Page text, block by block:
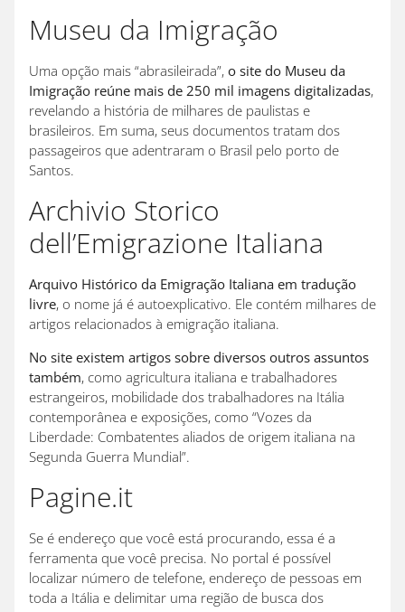
Museu da Imigração
Uma opção mais “abrasileirada”, o site do Museu da
Imigração reúne mais de 250 mil imagens digitalizadas,
revelando a história de milhares de paulistas e
brasileiros. Em suma, seus documentos tratam dos
passageiros que adentraram o Brasil pelo porto de
Santos.
Archivio Storico
dell’Emigrazione Italiana
Arquivo Histórico da Emigração Italiana em tradução
livre, o nome já é autoexplicativo. Ele contém milhares de
artigos relacionados à emigração italiana.
No site existem artigos sobre diversos outros assuntos
também, como agricultura italiana e trabalhadores
estrangeiros, mobilidade dos trabalhadores na Itália
contemporânea e exposições, como “Vozes da
Liberdade: Combatentes aliados de origem italiana na
Segunda Guerra Mundial”.
Pagine.it
Se é endereço que você está procurando, essa é a
ferramenta que você precisa. No portal é possível
localizar número de telefone, endereço de pessoas em
toda a Itália e delimitar uma região de busca dos